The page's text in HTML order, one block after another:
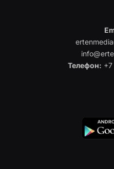
Телефон: